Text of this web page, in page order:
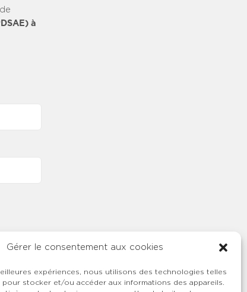
Gérer le consentement aux cookies
expériences, nous utilisons des technologies telles
stocker et/ou accéder aux informations des appareils.
à